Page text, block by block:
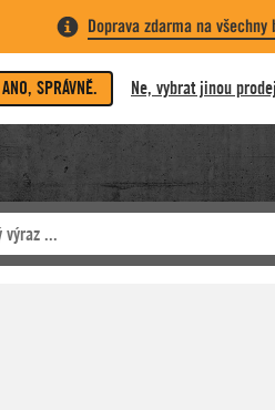
Doprava zdarma na
ANO, SPRÁVNĚ. Ne, vybrat jinou